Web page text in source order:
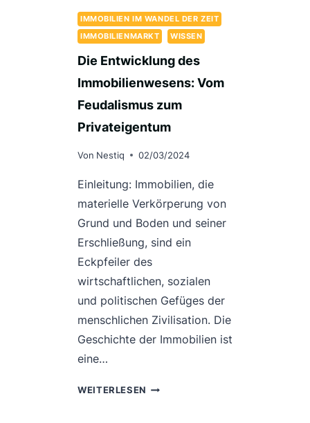
IMMOBILIEN IM WANDEL DER ZEIT
IMMOBILIENMARKT
WISSEN
Die Entwicklung des
Immobilienwesens: Vom
Feudalismus zum
Privateigentum
Von Nestiq 02/03/2024
Einleitung: Immobilien, die
materielle Verkörperung von
Grund und Boden und seiner
Erschließung, sind ein
Eckpfeiler des
wirtschaftlichen, sozialen
und politischen Gefüges der
menschlichen Zivilisation. Die
Geschichte der Immobilien ist
eine…
WEITERLESEN DIE